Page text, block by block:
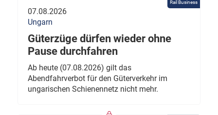
Rail Business
07.08.2026
Ungarn
Güterzüge dürfen wieder ohne
Pause durchfahren
Ab heute (07.08.2026) gilt das
Abendfahrverbot für den Güterverkehr im
ungarischen Schienennetz nicht mehr.